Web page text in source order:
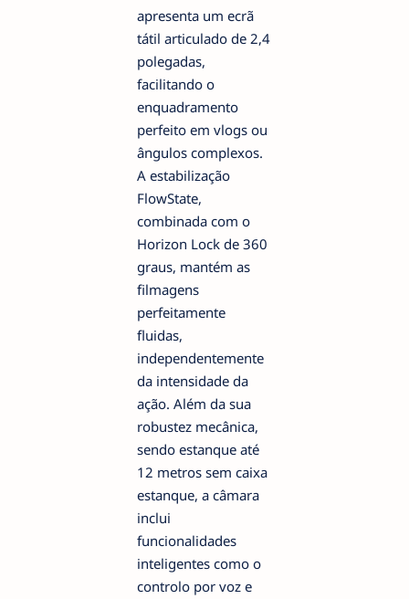
apresenta um ecrã
tátil articulado de 2,4
polegadas,
facilitando o
enquadramento
perfeito em vlogs ou
ângulos complexos.
A estabilização
FlowState,
combinada com o
Horizon Lock de 360
graus, mantém as
filmagens
perfeitamente
fluidas,
independentemente
da intensidade da
ação. Além da sua
robustez mecânica,
sendo estanque até
12 metros sem caixa
estanque, a câmara
inclui
funcionalidades
inteligentes como o
controlo por voz e